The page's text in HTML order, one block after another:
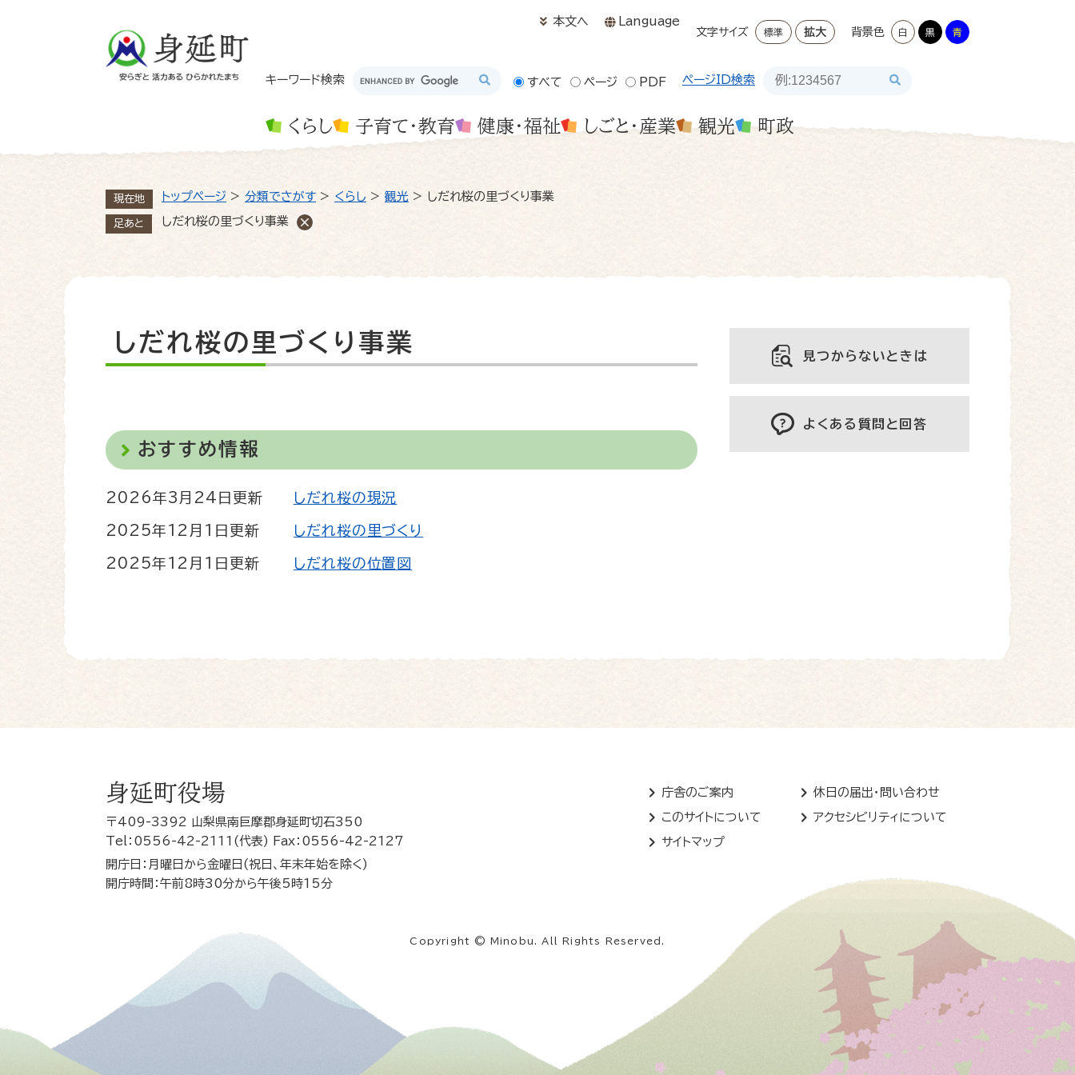
本文へ Language
文字サイズ 標準 拡大 背景色 白 黒 青
キーワード検索 すべて ページ PDF ページID検索
くらし 子育て・教育 健康・福祉 しごと・産業 観光 町政
現在地 トップページ > 分類でさがす > くらし > 観光 > しだれ桜の里づくり事業
足あと しだれ桜の里づくり事業
文
しだれ桜の里づくり事業
おすすめ情報
2026年3月24日更新 しだれ桜の現況
2025年12月1日更新 しだれ桜の里づくり
2025年12月1日更新 しだれ桜の位置図
見つからないときは
よくある質問と回答
身延町役場
〒409-3392 山梨県南巨摩郡身延町切石350
Tel：0556-42-2111(代表) Fax：0556-42-2127
開庁日：月曜日から金曜日(祝日、年末年始を除く)
開庁時間：午前8時30分から午後5時15分
庁舎のご案内 休日の届出・問い合わせ
このサイトについて アクセシビリティについて
サイトマップ
Copyright © Minobu. All Rights Reserved.